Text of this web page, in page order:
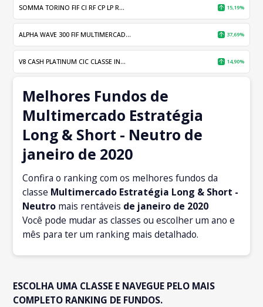
SOMMA TORINO FIF CI RF CP LP R... 15,19%
ALPHA WAVE 300 FIF MULTIMERCAD... 37,69%
V8 CASH PLATINUM CIC CLASSE IN... 14,90%
Melhores Fundos de
Multimercado Estratégia
Long & Short - Neutro de
janeiro de 2020
Confira o ranking com os melhores fundos da
classe Multimercado Estratégia Long & Short -
Neutro mais rentáveis de janeiro de 2020
Você pode mudar as classes ou escolher um ano e
mês para ter um ranking mais detalhado.
ESCOLHA UMA CLASSE E NAVEGUE PELO MAIS
COMPLETO RANKING DE FUNDOS.